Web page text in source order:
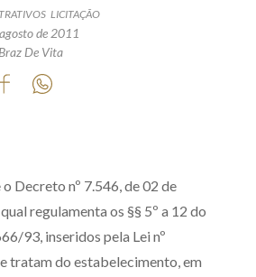
Contato
Termos de uso
dos Titulares de Dados
e serviços
Zênite Fácil IA
Zênite Play
LICITAÇÃO
de 2011
De Vita
Decreto nº 7.546, de 02 de
regulamenta os §§ 5º a 12 do
93, inseridos pela Lei nº
tratam do estabelecimento, em